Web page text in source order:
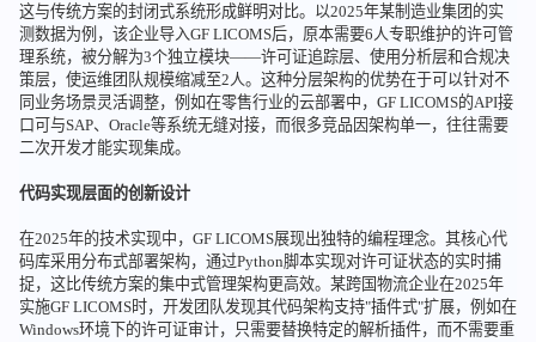
这与传统方案的封闭式系统形成鲜明对比。以2025年某制造业集团的实
测数据为例，该企业导入GF LICOMS后，原本需要6人专职维护的许可管
理系统，被分解为3个独立模块——许可证追踪层、使用分析层和合规决
策层，使运维团队规模缩减至2人。这种分层架构的优势在于可以针对不
同业务场景灵活调整，例如在零售行业的云部署中，GF LICOMS的API接
口可与SAP、Oracle等系统无缝对接，而很多竞品因架构单一，往往需要
二次开发才能实现集成。
代码实现层面的创新设计
在2025年的技术实现中，GF LICOMS展现出独特的编程理念。其核心代
码库采用分布式部署架构，通过Python脚本实现对许可证状态的实时捕
捉，这比传统方案的集中式管理架构更高效。某跨国物流企业在2025年
实施GF LICOMS时，开发团队发现其代码架构支持"插件式"扩展，例如在
Windows环境下的许可证审计，只需要替换特定的解析插件，而不需要重